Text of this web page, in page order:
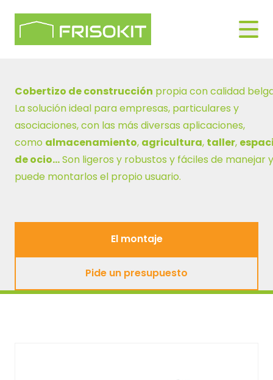
Logo Frisokit 2-1
Cobertizo de construcción propia con calidad
La solución ideal para empresas, particulares y
asociaciones, con las más diversas aplicaciones,
como almacenamiento, agricultura, taller,
de ocio…Son ligeros y robustos y fáciles de manejar y
puede montarlos el propio usuario.
El montaje
El montaje
Pide un presupuesto
Pide un presupuesto